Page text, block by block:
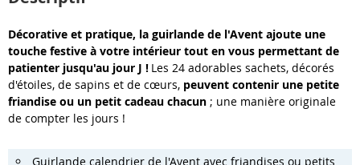
Décorative et pratique, la guirlande de l'Avent ajoute une
touche festive à votre intérieur tout en vous permettant de
patienter jusqu'au jour J ! Les 24 adorables sachets, décorés
d'étoiles, de sapins et de cœurs, peuvent contenir une petite
friandise ou un petit cadeau chacun ; une manière originale
de compter les jours !
Guirlande calendrier de l'Avent avec friandises ou petits